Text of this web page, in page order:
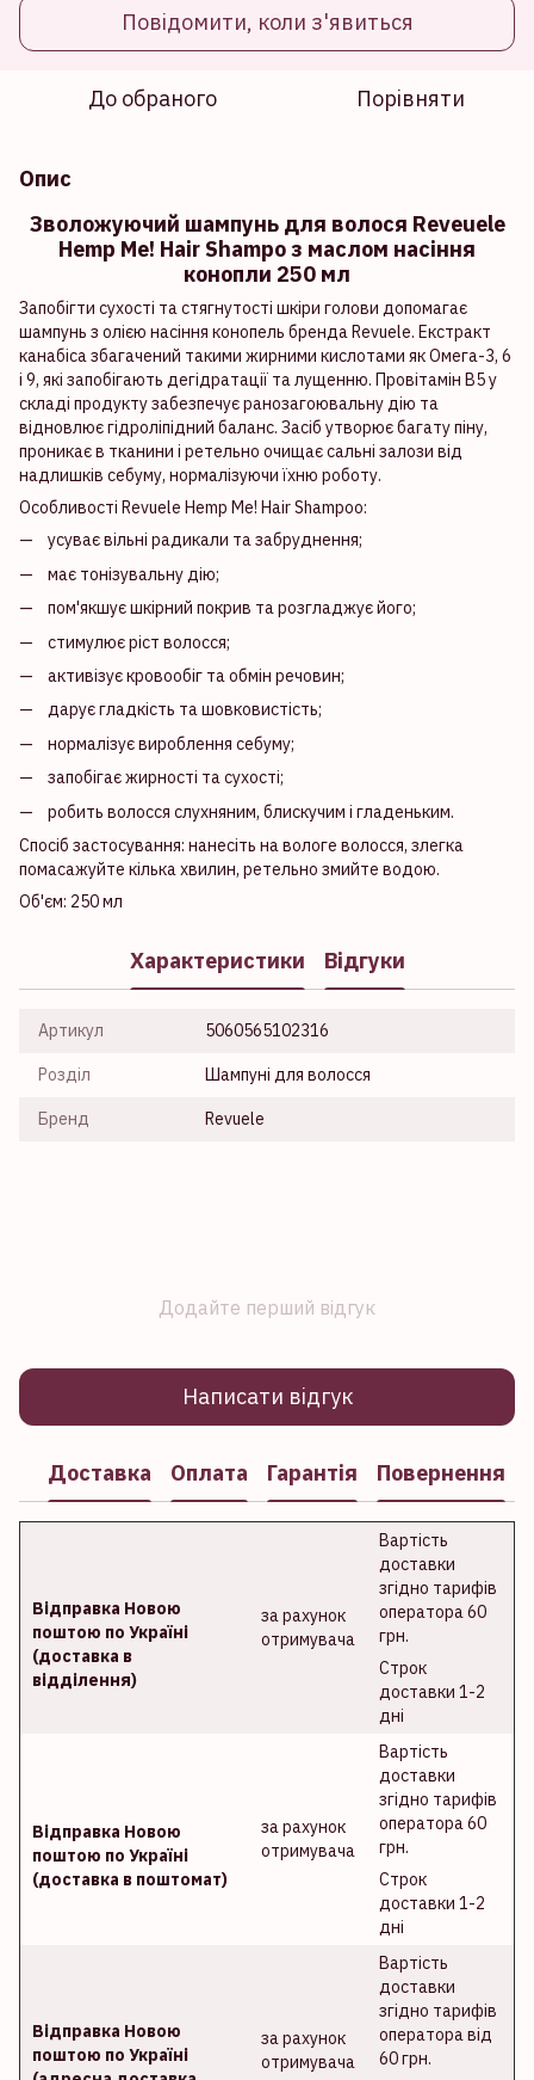
Повідомити, коли з'явиться
До обраного Порівняти
Опис
Зволожуючий шампунь для волося Reveuele
Hemp Me! Hair Shampo з маслом насіння
конопли 250 мл
Запобігти сухості та стягнутості шкіри голови допомагає
шампунь з олією насіння конопель бренда Revuele. Екстракт
канабіса збагачений такими жирними кислотами як Омега-3, 6
і 9, які запобігають дегідратації та лущенню. Провітамін В5 у
складі продукту забезпечує ранозагоювальну дію та
відновлює гідроліпідний баланс. Засіб утворює багату піну,
проникає в тканини і ретельно очищає сальні залози від
надлишків себуму, нормалізуючи їхню роботу.
Особливості Revuele Hemp Me! Hair Shampoo:
усуває вільні радикали та забруднення;
має тонізувальну дію;
пом'якшує шкірний покрив та розгладжує його;
стимулює ріст волосся;
активізує кровообіг та обмін речовин;
дарує гладкість та шовковистість;
нормалізує вироблення себуму;
запобігає жирності та сухості;
робить волосся слухняним, блискучим і гладеньким.
Спосіб застосування: нанесіть на вологе волосся, злегка
помасажуйте кілька хвилин, ретельно змийте водою.
Об'єм: 250 мл
Характеристики Відгуки
Артикул 5060565102316
Розділ Шампуні для волосся
Бренд Revuele
Додайте перший відгук
Написати відгук
Доставка Оплата Гарантія Повернення
Відправка Новою
поштою по Україні
(доставка в
відділення)
за рахунок
отримувача
Вартість
доставки
згідно тарифів
оператора 60
грн.
Строк
доставки 1-2
дні
Відправка Новою
поштою по Україні
(доставка в поштомат)
за рахунок
отримувача
Вартість
доставки
згідно тарифів
оператора 60
грн.
Строк
доставки 1-2
дні
Відправка Новою
поштою по Україні
за рахунок
отримувача
Вартість
доставки
згідно тарифів
оператора від
60 грн.